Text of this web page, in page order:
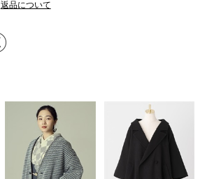
返品について